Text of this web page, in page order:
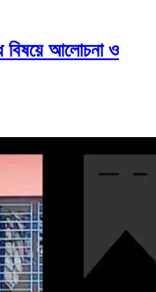
বিষয়ে আলোচনা ও